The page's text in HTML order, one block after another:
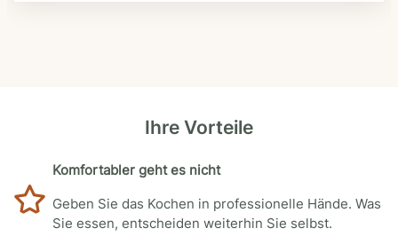
Ihre Vorteile
Komfortabler geht es nicht
Geben Sie das Kochen in professionelle Hände. Was
Sie essen, entscheiden weiterhin Sie selbst.